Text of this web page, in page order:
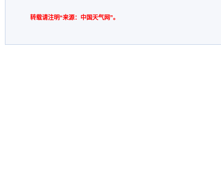
转载请注明“来源：中国天气网”。